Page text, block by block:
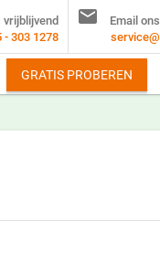
vrijblijvend
- 303 1278

Email ons
service@
GRATIS PROBEREN